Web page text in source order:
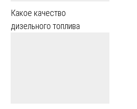
Какое качество
дизельного топлива